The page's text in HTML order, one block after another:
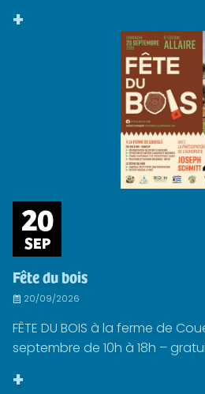
+
20
SEP
Fête du bois
20/09/2026
FÊTE DU BOIS à la ferme de
septembre de 10h à 18h –
+